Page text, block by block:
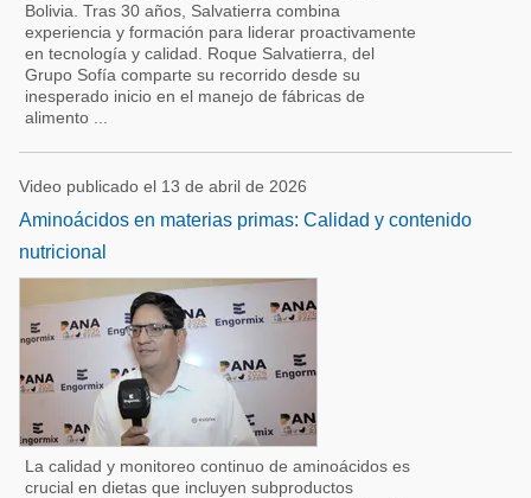
Bolivia. Tras 30 años, Salvatierra combina
experiencia y formación para liderar proactivamente
en tecnología y calidad. Roque Salvatierra, del
Grupo Sofía comparte su recorrido desde su
inesperado inicio en el manejo de fábricas de
alimento ...
Video publicado el 13 de abril de 2026
Aminoácidos en materias primas: Calidad y contenido
nutricional
La calidad y monitoreo continuo de aminoácidos es
crucial en dietas que incluyen subproductos